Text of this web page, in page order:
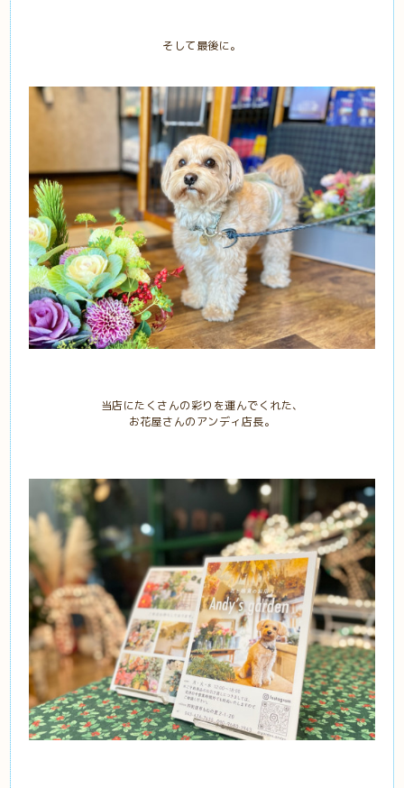
そして最後に。
当店にたくさんの彩りを運んでくれた、
お花屋さんのアンディ店長。